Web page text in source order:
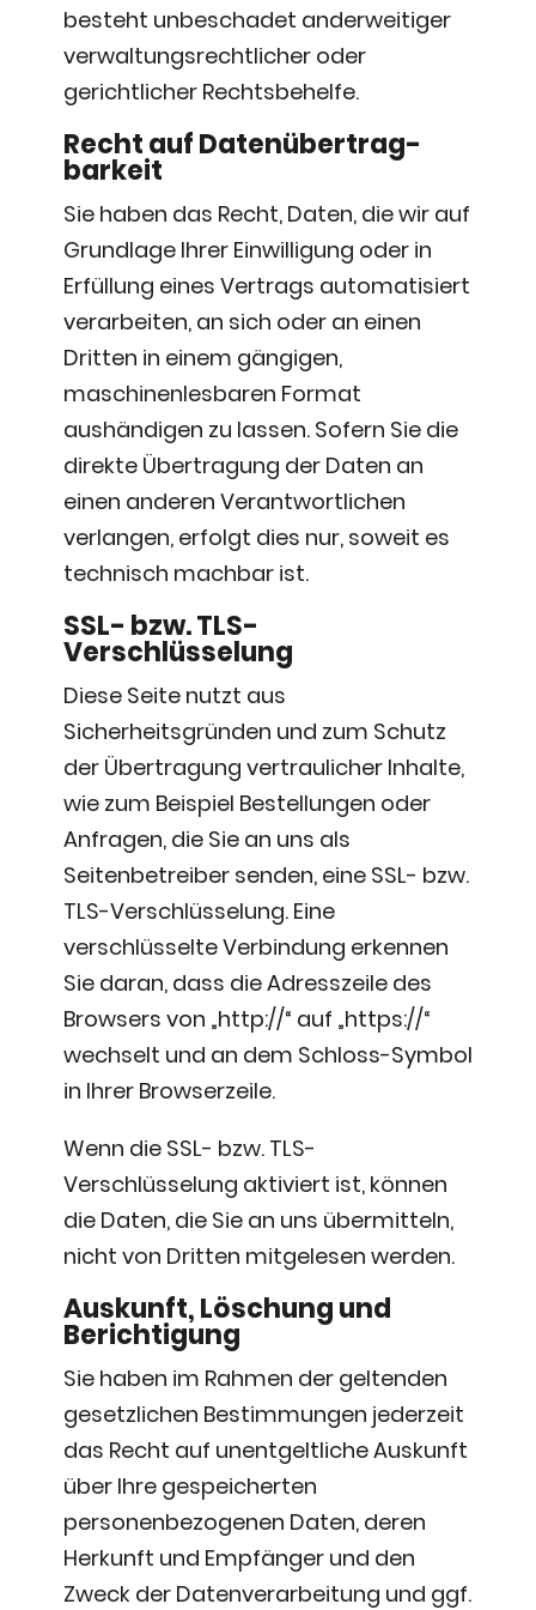
besteht unbeschadet anderweitiger
verwaltungsrechtlicher oder
gerichtlicher Rechtsbehelfe.
Recht auf Daten­übertrag­
barkeit
Sie haben das Recht, Daten, die wir auf
Grundlage Ihrer Einwilligung oder in
Erfüllung eines Vertrags automatisiert
verarbeiten, an sich oder an einen
Dritten in einem gängigen,
maschinenlesbaren Format
aushändigen zu lassen. Sofern Sie die
direkte Übertragung der Daten an
einen anderen Verantwortlichen
verlangen, erfolgt dies nur, soweit es
technisch machbar ist.
SSL- bzw. TLS-
Verschlüsselung
Diese Seite nutzt aus
Sicherheitsgründen und zum Schutz
der Übertragung vertraulicher Inhalte,
wie zum Beispiel Bestellungen oder
Anfragen, die Sie an uns als
Seitenbetreiber senden, eine SSL- bzw.
TLS-Verschlüsselung. Eine
verschlüsselte Verbindung erkennen
Sie daran, dass die Adresszeile des
Browsers von „http://“ auf „https://“
wechselt und an dem Schloss-Symbol
in Ihrer Browserzeile.
Wenn die SSL- bzw. TLS-
Verschlüsselung aktiviert ist, können
die Daten, die Sie an uns übermitteln,
nicht von Dritten mitgelesen werden.
Auskunft, Löschung und
Berichtigung
Sie haben im Rahmen der geltenden
gesetzlichen Bestimmungen jederzeit
das Recht auf unentgeltliche Auskunft
über Ihre gespeicherten
personenbezogenen Daten, deren
Herkunft und Empfänger und den
Zweck der Datenverarbeitung und ggf.